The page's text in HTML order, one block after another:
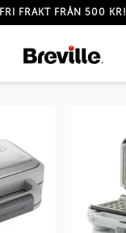
FRI FRAKT FRÅN 500 KR!